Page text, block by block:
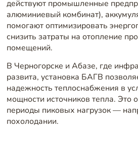
действуют промышленные
алюминиевый комбинат),
помогают оптимизировать
снизить затраты на отопление
помещений.
В Черногорске и Абазе, где
развита, установка БАГВ
надежность теплоснабжения в
мощности источников тепла. Это
периоды пиковых нагрузок —
похолодании.